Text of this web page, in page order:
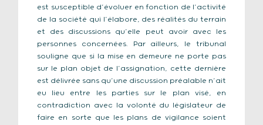
est susceptible d’évoluer en fonction de l’activité
de la société qui l’élabore, des réalités du terrain
et des discussions qu’elle peut avoir avec les
personnes concernées. Par ailleurs, le tribunal
souligne que si la mise en demeure ne porte pas
sur le plan objet de l’assignation, cette dernière
est délivrée sans qu’une discussion préalable n’ait
eu lieu entre les parties sur le plan visé, en
contradiction avec la volonté du législateur de
faire en sorte que les plans de vigilance soient